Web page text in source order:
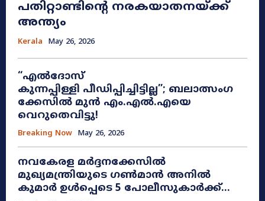
പതിറ്റാണ്ടിന്റെ നരകയാതനയ്ക്ക്
അന്ത്യം
Kerala May 26, 2026
“എൽദോസ്
കുന്നപ്പിള്ളി പീഡിപ്പിച്ചിട്ടില്ല”; ബലാത്സംഗ
ക്കേസിൽ മുൻ എം.എൽ.എയെ
വെറുതെവിട്ടു!
Breaking Now May 26, 2026
നവകേരള മർദ്ദനക്കേസിൽ
മുഖ്യമന്ത്രിയുടെ ഗൺമാൻ അനിൽ
കുമാർ ഉൾപ്പെടെ 5 പോലീസുകാർക്ക്...